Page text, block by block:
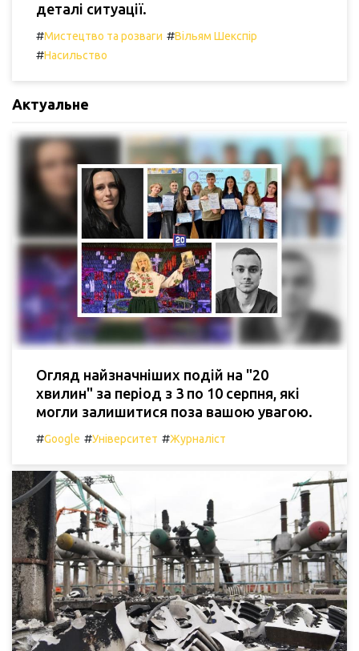
деталі ситуації.
#Мистецтво та розваги #Вільям Шекспір
#Насильство
Актуальне
Огляд найзначніших подій на "20
хвилин" за період з 3 по 10 серпня, які
могли залишитися поза вашою увагою.
#Google #Університет #Журналіст